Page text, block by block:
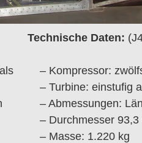
Technische Daten:
– Kompressor:
– Turbine: einstufig
– Abmessungen:
– Durchmesser 93,3
– Masse: 1.220 kg